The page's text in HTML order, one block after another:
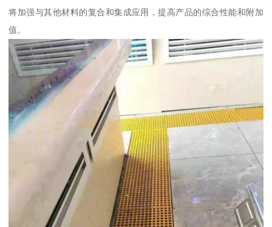
将加强与其他材料的复合和集成应用，提高产品的综合性能和附加
值。